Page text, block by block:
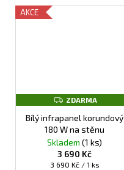
AKCE
Z
D
A
R
M
A
ZDARMA
Bílý infrapanel korundový
180 W na stěnu
Skladem (1 ks)
3 690 Kč
Měrná
3 690 Kč / 1 ks